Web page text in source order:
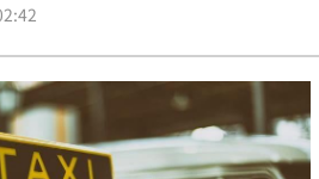
送醫治療，目前警消正在釐清事故